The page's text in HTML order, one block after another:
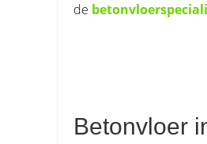
de
Betonvloer